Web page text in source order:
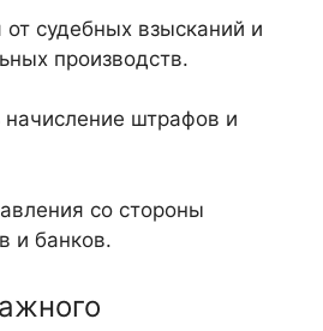
от судебных взысканий и
производств.
начисление штрафов и
со стороны
и банков.